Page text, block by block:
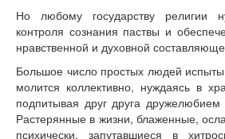
Но любому государству
контроля сознания паствы и
нравственной и духовной
Большое число простых людей
молится коллективно, нуждаясь в
подпитывая друг друга дружелюбием
Растерянные в жизни, блаженные,
психически, запутавшиеся в